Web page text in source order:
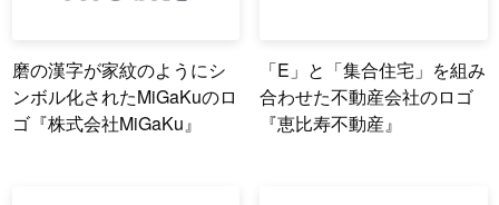
磨の漢字が家紋のようにシ
ンボル化されたMiGaKuのロ
ゴ『株式会社MiGaKu』
「E」と「集合住宅」を組み
合わせた不動産会社のロゴ
『恵比寿不動産』